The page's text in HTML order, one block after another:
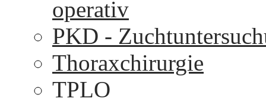
operativ
PKD -
Thoraxchirurgie
TPLO